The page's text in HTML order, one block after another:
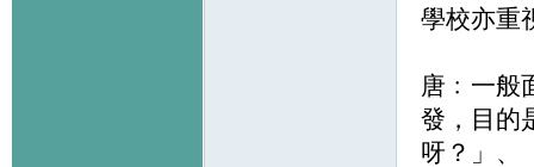
學校亦重
唐﹕一般
發，目的
呀？」、